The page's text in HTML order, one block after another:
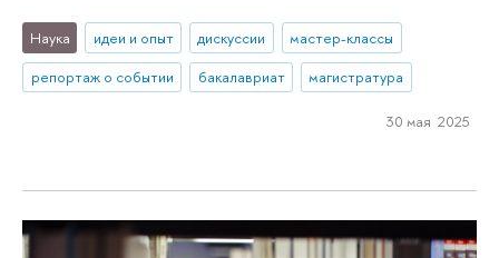
Наука идеи и опыт дискуссии
мастер-классы
репортаж о событии
бакалавриат магистратура
30 мая 2025